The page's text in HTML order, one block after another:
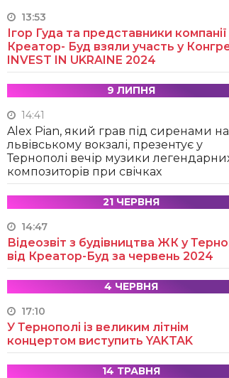
13:53
Ігор Гуда та представники компанії
Креатор- Буд взяли участь у
INVEST IN UKRAINE 2024
9 ЛИПНЯ
14:41
Alex Pian, який грав під сиренами на
львівському вокзалі, презентує у
Тернополі вечір музики
композиторів при свічках
21 ЧЕРВНЯ
14:47
Відеозвіт з будівництва ЖК у
від Креатор-Буд за червень 2024
4 ЧЕРВНЯ
17:10
У Тернополі із великим літнім
концертом виступить YAKTAK
14 ТРАВНЯ